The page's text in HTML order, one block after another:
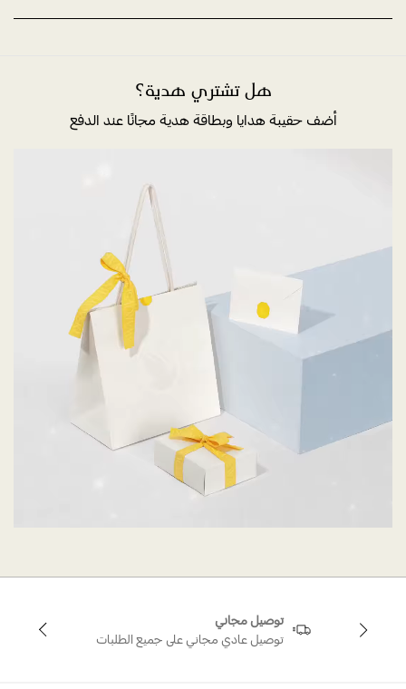
هل تشتري هدية؟
أضف حقيبة هدايا وبطاقة هدية مجانًا عند الدفع
توصيل مجاني
توصيل عادي مجاني على جميع الطلبات